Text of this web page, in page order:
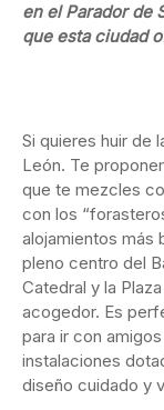
en el Parador de
que esta ciudad
Si quieres huir de
León. Te
que te mezcles
con los
alojamientos más
pleno centro del
Catedral y la
acogedor. Es
para ir con
instalaciones
diseño cuidado y